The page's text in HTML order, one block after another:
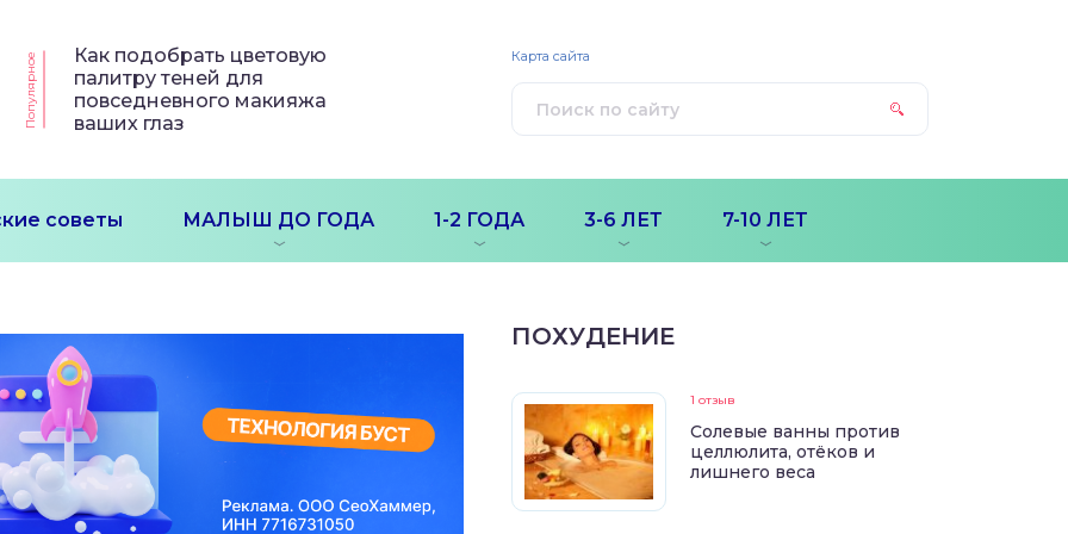
Популярное
Как подобрать цветовую
палитру теней для
повседневного макияжа
ваших глаз
советы МАЛЫШ ДО ГОДА 1-2 ГОДА 3-6 ЛЕТ 7-10 ЛЕТ
Карта сайта
ПОХУДЕНИЕ
1 отзыв
Солевые ванны против
целлюлита, отёков и
лишнего веса